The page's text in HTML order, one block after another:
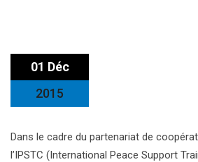
01 Déc
2015
Dans le cadre du partenariat de
l’IPSTC (International Peace Support